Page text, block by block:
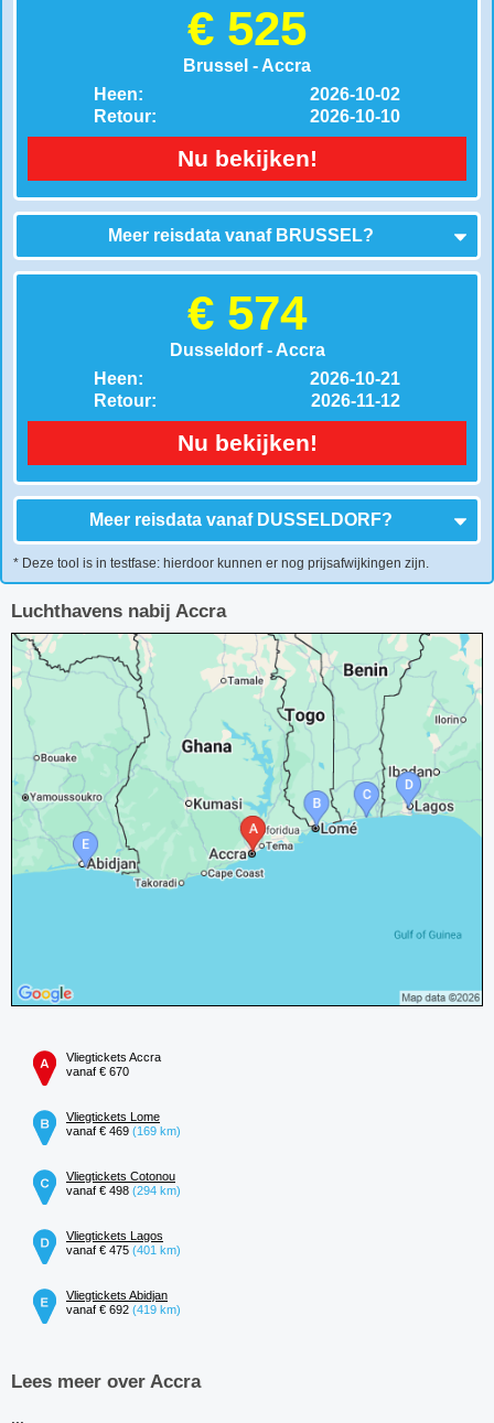
€ 525
Brussel - Accra
Heen:
Retour:
2026-10-02
2026-10-10
Nu bekijken!
Meer reisdata vanaf BRUSSEL?
€ 574
Dusseldorf - Accra
Heen:
Retour:
2026-10-21
2026-11-12
Nu bekijken!
Meer reisdata vanaf DUSSELDORF?
* Deze tool is in testfase: hierdoor kunnen er nog prijsafwijkingen zijn.
Luchthavens nabij Accra
Vliegtickets Accra
vanaf € 670
Vliegtickets Lome
vanaf € 469 (169 km)
Vliegtickets Cotonou
vanaf € 498 (294 km)
Vliegtickets Lagos
vanaf € 475 (401 km)
Vliegtickets Abidjan
vanaf € 692 (419 km)
Lees meer over Accra
...